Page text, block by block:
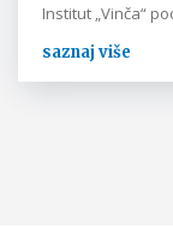
Institut „Vinča“
saznaj više